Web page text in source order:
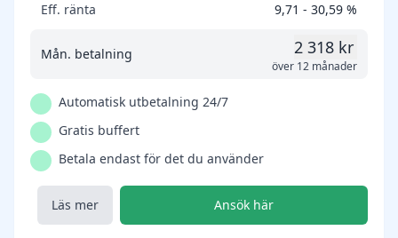
Eff. ränta
9,71 - 30,59 %
Mån. betalning 2 318 kr
över 12 månader
Automatisk utbetalning 24/7
Gratis buffert
Betala endast för det du använder
Läs mer Ansök här